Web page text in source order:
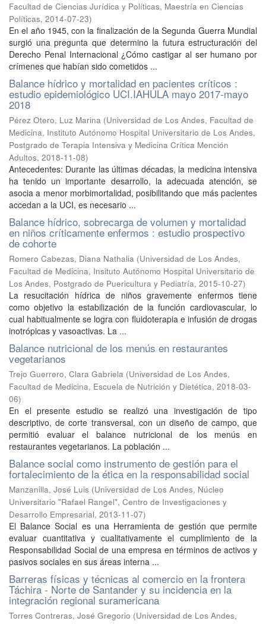
Facultad de Ciencias Jurídica y Políticas, Maestría en Ciencias
Políticas, 2014-07-23)
En el año 1945, con la finalización de la Segunda Guerra Mundial
surgió una pregunta que determino la futura estructuración del
Derecho Penal Internacional ¿Cómo castigar al ser humano por
crímenes que habían sido cometidos ...
Balance hídrico y mortalidad en pacientes críticos :
estudio epidemiológico UCI.IAHULA mayo 2017-mayo
2018
Pérez Otero, Luz Marina (Universidad de Los Andes, Facultad de
Medicina, Instituto Autónomo Hospital Universitario de Los Andes,
Postgrado de Terapia Intensiva y Medicina Crítica Mención
Adultos, 2018-11-08)
Antecedentes: Durante las últimas décadas, la medicina intensiva
ha tenido un importante desarrollo, la adecuada atención, se
asocia a menor morbimortalidad, posibilitando que más pacientes
accedan a la UCI, es necesario ...
Balance hídrico, sobrecarga de volumen y mortalidad
en niños críticamente enfermos : estudio prospectivo
de cohorte
Romero Cabezas, Diana Nathalia (Universidad de Los Andes,
Facultad de Medicina, Insituto Autónomo Hospital Universitario de
Los Andes, Postgrado de Puericultura y Pediatría, 2015-10-27)
La resucitación hídrica de niños gravemente enfermos tiene
como objetivo la estabilización de la función cardiovascular, lo
cual habitualmente se logra con fluidoterapia e infusión de drogas
inotrópicas y vasoactivas. La ...
Balance nutricional de los menús en restaurantes
vegetarianos
Trejo Guerrero, Clara Gabriela (Universidad de Los Andes,
Facultad de Medicina, Escuela de Nutrición y Dietética, 2018-03-
06)
En el presente estudio se realizó una investigación de tipo
descriptivo, de corte transversal, con un diseño de campo, que
permitió evaluar el balance nutricional de los menús en
restaurantes vegetarianos. La población ...
Balance social como instrumento de gestión para el
fortalecimiento de la ética en la responsabilidad social
Manzanilla, José Luis (Universidad de Los Andes, Núcleo
Universitario "Rafael Rangel", Centro de Investigaciones y
Desarrollo Empresarial, 2013-11-07)
El Balance Social es una Herramienta de gestión que permite
evaluar cuantitativa y cualitativamente el cumplimiento de la
Responsabilidad Social de una empresa en términos de activos y
pasivos sociales en sus áreas interna ...
Barreras físicas y técnicas al comercio en la frontera
Táchira - Norte de Santander y su incidencia en la
integración regional suramericana
Torres Contreras, José Gregorio (Universidad de Los Andes,